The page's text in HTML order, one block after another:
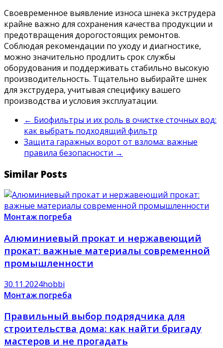
Своевременное выявление износа шнека экструдера
крайне важно для сохранения качества продукции и
предотвращения дорогостоящих ремонтов.
Соблюдая рекомендации по уходу и диагностике,
можно значительно продлить срок службы
оборудования и поддерживать стабильно высокую
производительность. Тщательно выбирайте шнек
для экструдера, учитывая специфику вашего
производства и условия эксплуатации.
← Биофильтры и их роль в очистке сточных вод:
как выбрать подходящий фильтр
Защита гаражных ворот от взлома: важные
правила безопасности →
Similar Posts
Монтаж погреба
Алюминиевый прокат и нержавеющий
прокат: важные материалы современной
промышленности
30.11.2024hobbi
Монтаж погреба
Правильный выбор подрядчика для
строительства дома: как найти бригаду
мастеров и не прогадать